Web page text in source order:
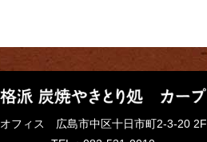
オフィス 広島市中区十日市町2-3-20 2F